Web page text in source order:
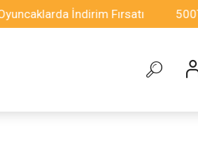
İndirim Fırsatı 500TL ve